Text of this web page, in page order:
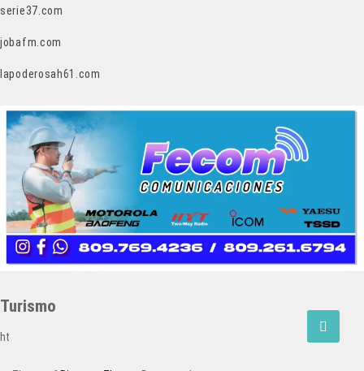
serie37.com
jobafm.com
lapoderosah61.com
Turismo
ht